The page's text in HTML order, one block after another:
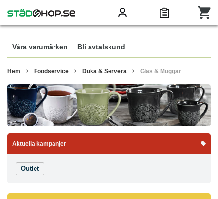
Våra varumärken Bli avtalskund
Hem Foodservice Duka & Servera Glas & Muggar
Aktuella kampanjer
Outlet